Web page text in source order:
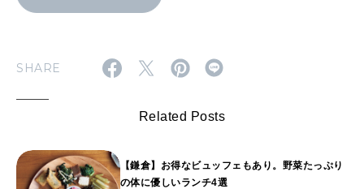
SHARE
Related Posts
【鎌倉】お得なビュッフェもあり。野菜たっぷり
の体に優しいランチ4選